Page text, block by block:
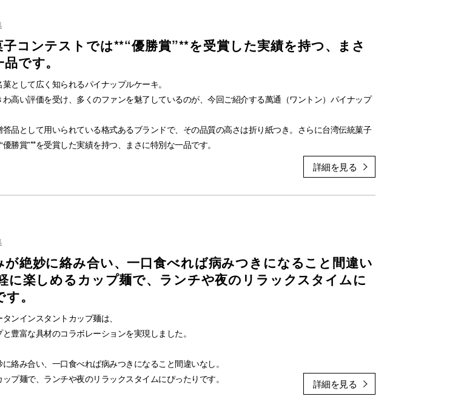
ご用意がございますので、お気軽にスタッフまでお声かけ下さい💁🏻‍♀️♪
ります❣️
ふわりと広がります。
温効果も抜群。蓋付きなのでお茶が冷めにくく、ゆったりとした贅沢な時間を最後まで温かいまま
す。これまでにない洗練されたデザインで、いつものお茶がより一層美味しく感じられるはず。毎
っと特別な「開運のひととき」を取り入れてみませんか？
子コンテストでは**“優勝賞”**を受賞した実績を持つ、まさ
です。
として広く知られるパイナップルケーキ。
わ高い評価を受け、多くのファンを魅了しているのが、今回ご紹介する萬通（ワントン）パイナップ
答品として用いられている格式あるブランドで、その品質の高さは折り紙つき。さらに台湾伝統菓子
優勝賞”**を受賞した実績を持つ、まさに特別な一品です。
ら必ず買うという人も多い、お土産人気No.1のお菓子ですが、萬通のクオリティはその中でも群を抜
手土産としても、自信を持ってお渡しできる仕上がりです。
で、その真摯な姿勢がしっかりと伝わり、店長自身もすっかり社長さんのファンに。
ん、食べた瞬間に品質の高さが分かるため、心から皆さまにおすすめできる逸品です。
べてもおいしいですが、オーブンや電子レンジで軽く温めると、まるで焼きたてのような香りと食感
が絶妙に絡み合い、一口食べれば病みつきになること間違い
に楽しめるカップ麺で、ランチや夜のリラックスタイムに
。
ンインスタントカップ麺は、
豊富な具材のコラボレーションを実現しました。
絡み合い、一口食べれば病みつきになること間違いなし。
プ麺で、ランチや夜のリラックスタイムにぴったりです。